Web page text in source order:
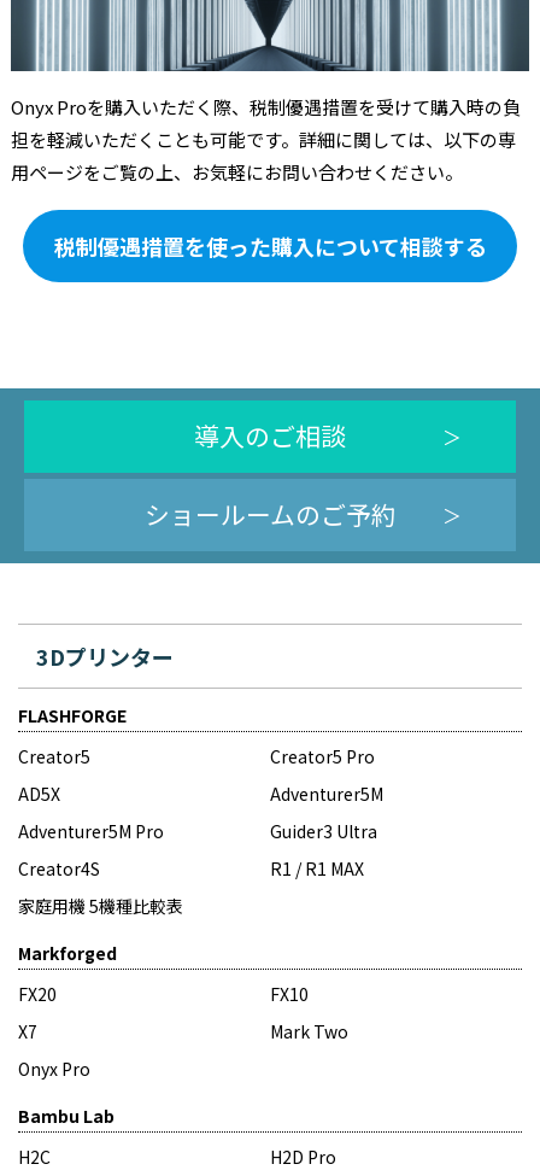
Onyx Proを購入いただく際、税制優遇措置を受けて購入時の負
担を軽減いただくことも可能です。詳細に関しては、以下の専
用ページをご覧の上、お気軽にお問い合わせください。
税制優遇措置を使った購入について相談する
導入のご相談
ショールームのご予約
3Dプリンター
FLASHFORGE
Creator5
Creator5 Pro
AD5X
Adventurer5M
Adventurer5M Pro
Guider3 Ultra
Creator4S
R1 / R1 MAX
家庭用機 5機種比較表
Markforged
FX20
FX10
X7
Mark Two
Onyx Pro
Bambu Lab
H2C
H2D Pro